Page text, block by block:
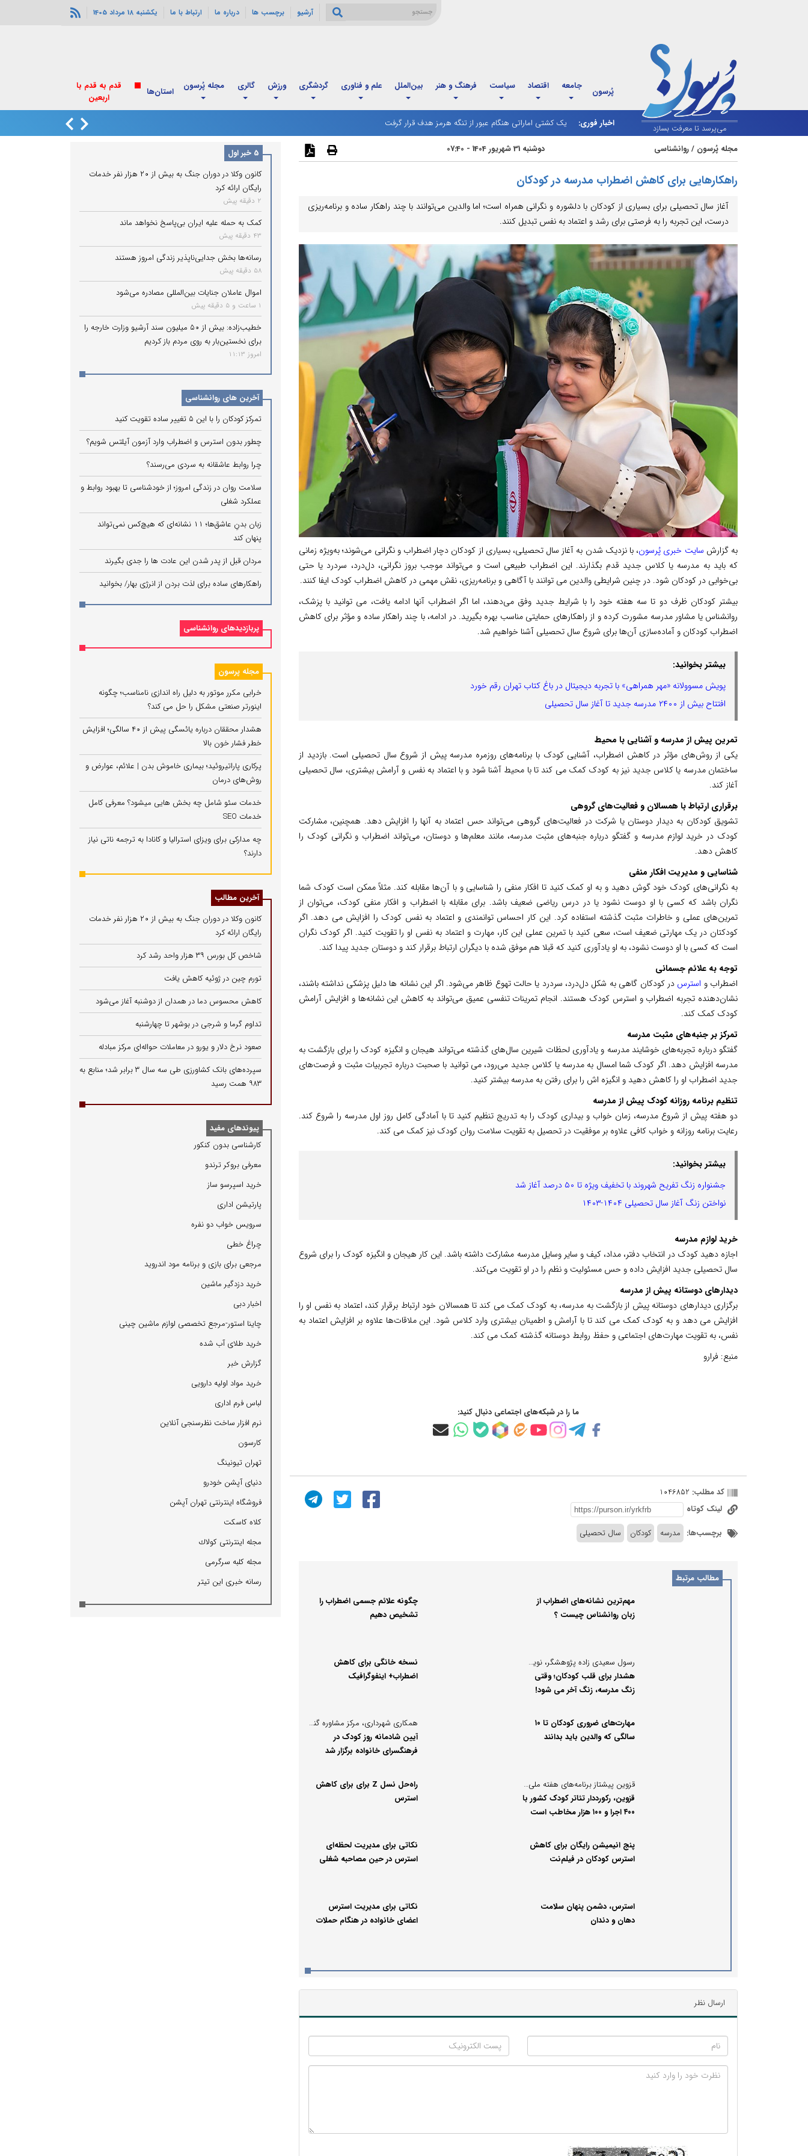
آرشیو برچسب ها درباره ما ارتباط با ما یکشنبه 18 مرداد 1405
می‌پرسد تا معرفت بسازد
پُرسون جامعه اقتصاد سیاست فرهنگ و هنر بین‌الملل علم و فناوری گردشگری ورزش گالری مجله پُرسون استان‌ها
قدم به قدم با
اربعین
اخبار فوری:
یک کشتی اماراتی هنگام عبور از تنگه هرمز هدف قرار گرفت
مجله پُرسون /روانشناسی دوشنبه 31 شهریور 1404 - 07:40
راهکارهایی برای کاهش اضطراب مدرسه در کودکان
آغاز سال تحصیلی برای بسیاری از کودکان با دلشوره و نگرانی همراه است؛ اما والدین می‌توانند با چند راهکار ساده و برنامه‌ریزی
درست، این تجربه را به فرصتی برای رشد و اعتماد به نفس تبدیل کنند.
به گزارش سایت خبری پُرسون، با نزدیک شدن به آغاز سال تحصیلی، بسیاری از کودکان دچار اضطراب و نگرانی می‌شوند؛ به‌ویژه زمانی
که باید به مدرسه یا کلاس جدید قدم بگذارند. این اضطراب طبیعی است و می‌تواند موجب بروز نگرانی، دل‌درد، سردرد یا حتی
بی‌خوابی در کودکان شود. در چنین شرایطی والدین می توانند با آگاهی و برنامه‌ریزی، نقش مهمی در کاهش اضطراب کودک ایفا کنند.
بیشتر کودکان ظرف دو تا سه هفته خود را با شرایط جدید وفق می‌دهند، اما اگر اضطراب آنها ادامه یافت، می توانید با پزشک،
روانشناس یا مشاور مدرسه مشورت کرده و از راهکارهای حمایتی مناسب بهره بگیرید. در ادامه، با چند راهکار ساده و مؤثر برای کاهش
اضطراب کودکان و آماده‌سازی آن‌ها برای شروع سال تحصیلی آشنا خواهیم شد.
بیشتر بخوانید:
پویش مسوولانه «مهر همراهی» با تجربه دیجیتال در باغ کتاب تهران رقم خورد
افتتاح بیش از ۲۴۰۰ مدرسه جدید تا آغاز سال تحصیلی
تمرین پیش از مدرسه و آشنایی با محیط
یکی از روش‌های مؤثر در کاهش اضطراب، آشنایی کودک با برنامه‌های روزمره مدرسه‌ پیش از شروع سال تحصیلی است. بازدید از
ساختمان مدرسه یا کلاس جدید نیز به کودک کمک می کند تا با محیط آشنا شود و با اعتماد به نفس و آرامش بیشتری، سال تحصیلی
آغاز کند.
برقراری ارتباط با همسالان و فعالیت‌های گروهی
تشویق کودکان به دیدار دوستان یا شرکت در فعالیت‌های گروهی می‌تواند حس اعتماد به آنها را افزایش دهد. همچنین، مشارکت
کودک در خرید لوازم مدرسه و گفتگو درباره جنبه‌های مثبت مدرسه، مانند معلم‌ها و دوستان، می‌تواند اضطراب و نگرانی کودک را
کاهش دهد.
شناسایی و مدیریت افکار منفی
به نگرانی‌های کودک خود گوش دهید و به او کمک کنید تا افکار منفی را شناسایی و با آن‌ها مقابله کند. مثلاً ممکن است کودک شما
نگران باشد که کسی با او دوست نشود یا در درس ریاضی ضعیف باشد. برای مقابله با اضطراب و افکار منفی کودک، می‌توان از
تمرین‌های عملی و خاطرات مثبت گذشته استفاده کرد. این کار احساس توانمندی و اعتماد به نفس کودک را افزایش می دهد. اگر
کودکتان در یک مهارتی ضعیف است، سعی کنید با تمرین عملی این کار، مهارت و اعتماد به نفس او را تقویت کنید. اگر کودک نگران
است که کسی با او دوست نشود، به او یادآوری کنید که قبلا هم موفق شده با دیگران ارتباط برقرار کند و دوستان جدید پیدا کند.
توجه به علائم جسمانی
اضطراب و استرس در کودکان گاهی به شکل دل‌درد، سردرد یا حالت تهوع ظاهر می‌شود. اگر این نشانه ها دلیل پزشکی نداشته باشند،
نشان‌دهنده تجربه اضطراب و استرس کودک هستند. انجام تمرینات تنفسی عمیق می‌تواند به کاهش این نشانه‌ها و افزایش آرامش
کودک کمک کند.
تمرکز بر جنبه‌های مثبت مدرسه
گفتگو درباره تجربه‌های خوشایند مدرسه و یادآوری لحظات شیرین سال‌های گذشته می‌تواند هیجان و انگیزه کودک را برای بازگشت به
مدرسه افزایش دهد. اگر کودک شما امسال به مدرسه یا کلاس جدید می‌رود، می توانید با صحبت درباره تجربیات مثبت و فرصت‌های
جدید اضطراب او را کاهش دهید و انگیزه اش را برای رفتن به مدرسه بیشتر کنید.
تنظیم برنامه روزانه کودک پیش از مدرسه
دو هفته پیش از شروع مدرسه، زمان خواب و بیداری کودک را به تدریج تنظیم کنید تا با آمادگی کامل روز اول مدرسه را شروع کند.
رعایت برنامه روزانه و خواب کافی علاوه بر موفقیت در تحصیل به تقویت سلامت روان کودک نیز کمک می کند.
بیشتر بخوانید:
جشنواره زنگ تفریح شهروند با تخفیف‌ ویژه تا ۵۰ درصد آغاز شد
نواختن زنگ آغاز سال تحصیلی ۱۴۰۴-۱۴۰۳
خرید لوازم مدرسه
اجازه دهید کودک در انتخاب دفتر، مداد، کیف و سایر وسایل مدرسه مشارکت داشته باشد. این کار هیجان و انگیزه کودک را برای شروع
سال تحصیلی جدید افزایش داده و حس مسئولیت و نظم را در او تقویت می‌کند.
دیدارهای دوستانه پیش از مدرسه
برگزاری دیدارهای دوستانه پیش از بازگشت به مدرسه، به کودک کمک می کند تا همسالان خود ارتباط برقرار کند، اعتماد به نفس او را
افزایش می دهد و به کودک کمک می کند تا با آرامش و اطمینان بیشتری وارد کلاس شود. این ملاقات‌ها علاوه بر افزایش اعتماد به
نفس، به تقویت مهارت‌های اجتماعی و حفظ روابط دوستانه گذشته کمک می کند.
منبع: فرارو
ما را در شبکه‌های اجتماعی دنبال کنید:
کد مطلب: 1046852
لینک کوتاه
برچسب‌ها: مدرسه کودکان سال تحصیلی
مطالب مرتبط
مهم‌ترین نشانه‌های اضطراب از
زبان روانشناس چیست ؟
چگونه علائم جسمی اضطراب را
تشخیص دهیم
رسول سعیدی زاده پژوهشگر، نویسنده و روزنامه نگار نوشت:
هشدار برای قلب کودکان؛ وقتی
زنگ مدرسه، زنگ آخر می شود!
نسخه خانگی برای کاهش
اضطراب+ اینفوگرافیک
مهارت‌های ضروری کودکان تا ۱۰
سالگی که والدین باید بدانند
همکاری شهرداری، مرکز مشاوره گندم و مدارس؛ روزی به یادماندنی برای کودکان تهران
آیین شادمانه روز کودک در
فرهنگسرای خانواده برگزار شد
قزوین پیشتاز برنامه‌های هفته ملی کودک
قزوین، رکورددار تئاتر کودک کشور با
۴۰۰ اجرا و ۱۰۰ هزار مخاطب است
راه‌حل نسل Z برای برای کاهش
استرس
پنج انیمیشن رایگان برای کاهش
استرس کودکان در فیلم‌نت
نکاتی برای مدیریت لحظه‌ای
استرس در حین مصاحبه شغلی
استرس، دشمن پنهان سلامت
دهان و دندان
نکاتی برای مدیریت استرس
اعضای خانواده در هنگام حملات
ارسال نظر
5 خبر اول
کانون وکلا در دوران جنگ به بیش از ۲۰ هزار نفر خدمات
رایگان ارائه کرد
2 دقیقه پیش
کمک به حمله علیه ایران بی‌پاسخ نخواهد ماند
43 دقیقه پیش
رسانه‌ها بخش جدایی‌ناپذیر زندگی امروز هستند
58 دقیقه پیش
اموال عاملان جنایات بین‌المللی مصادره می‌شود
1 ساعت و 5 دقیقه پیش
خطیب‌زاده: بیش از ۵۰ میلیون سند آرشیو وزارت خارجه را
برای نخستین‌بار به روی مردم باز کردیم
امروز 11:13
آخرین های روانشناسی
تمرکز کودکان را با این ۵ تغییر ساده تقویت کنید
چطور بدون استرس و اضطراب وارد آزمون آیلتس شویم؟
چرا روابط عاشقانه به سردی می‌رسند؟
سلامت روان در زندگی امروز؛ از خودشناسی تا بهبود روابط و
عملکرد شغلی
زبان بدنِ عاشق‌ها؛ ۱۱ نشانه‌ای که هیچ‌کس نمی‌تواند
پنهان کند
مردان قبل از پدر شدن این عادت ها را جدی بگیرند
راهکارهای ساده برای لذت بردن از انرژی بهار/ بخوانید
پربازدیدهای روانشناسی
مجله پرسون
خرابی مکرر موتور به دلیل راه‌ اندازی نامناسب؛ چگونه
اینورتر صنعتی مشکل را حل می‌ کند؟
هشدار محققان درباره یائسگی پیش از ۴۰ سالگی؛ افزایش
خطر فشار خون بالا
پرکاری پاراتیروئید؛ بیماری خاموش بدن | علائم، عوارض و
روش‌های درمان
خدمات سئو شامل چه بخش هایی میشود؟ معرفی کامل
خدمات SEO
چه مدارکی برای ویزای استرالیا و کانادا به ترجمه ناتی نیاز
دارند؟
آخرین مطالب
کانون وکلا در دوران جنگ به بیش از ۲۰ هزار نفر خدمات
رایگان ارائه کرد
شاخص کل بورس ۳۹ هزار واحد رشد کرد
تورم چین در ژوئیه کاهش یافت
کاهش محسوس دما در همدان از دوشنبه آغاز می‌شود
تداوم گرما و شرجی در بوشهر تا چهارشنبه
صعود نرخ دلار و یورو در معاملات حواله‌ای مرکز مبادله
سپرده‌های بانک کشاورزی طی سه سال ۳ برابر شد؛ منابع به
۹۸۳ همت رسید
پیوندهای مفید
كارشناسی بدون كنكور
معرفی بروكر ترندو
خرید اسپرسو ساز
پارتیشن اداری
سرویس خواب دو نفره
چراغ خطی
مرجعی برای بازی و برنامه مود اندروید
خرید دزدگیر ماشین
اخبار دبی
چاینا استور-مرجع تخصصی لوازم ماشین چینی
خرید طلای آب شده
گزارش خبر
خرید مواد اولیه دارویی
لباس فرم اداری
نرم افزار ساخت نظرسنجی آنلاین
كارسون
تهران تیونینگ
دنیای آپشن خودرو
فروشگاه اینترنتی تهران آپشن
كلاه كاسكت
مجله اینترنتی كولاك
مجله كلبه سرگرمی
رسانه خبری این تیتر